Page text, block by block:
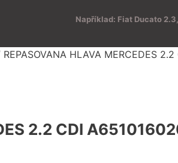
Například: Fiat Ducato
REPASOVANA HLAVA MERCEDES
2.2 CDI